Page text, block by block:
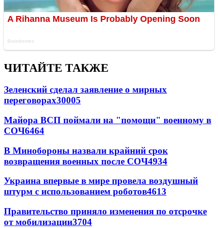
ЧИТАЙТЕ ТАКЖЕ
Зеленский сделал заявление о мирных
переговорах30005
Майора ВСП поймали на "помощи" военному в
СОЧ6464
В Минобороны назвали крайний срок
возвращения военных после СОЧ4934
Украина впервые в мире провела воздушный
штурм с использованием роботов4613
Правительство приняло изменения по отсрочке
от мобилизации3704